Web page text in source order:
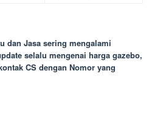
dan Jasa sering mengalami
selalu mengenai harga gazebo,
CS dengan Nomor yang